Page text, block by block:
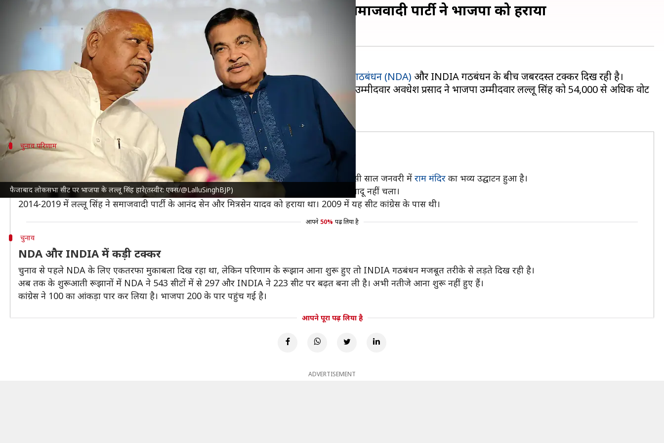
फैजाबाद लोकसभा सीट पर भाजपा के लल्लू सिंह हारे(तस्वीर: एक्स/@LalluSinghBJP)
लोकसभा चुनाव परिणाम 2024: अयोध्या की फैजाबाद सीट पर समाजवादी पार्टी ने भाजपा को हराया
Jun 04, 2024 06:57 pm
लोकसभा चुनाव 2024 के नतीजे धीरे-धीरे सामने आ रहे हैं। शुरूआती रूझान मेंराष्ट्रीय जनतांत्रिक गठबंधन (NDA) और INDIA गठबंधन के बीच जबरदस्त टक्कर दिख रही है।
उत्तर प्रदेश
की फैजाबाद लोकसभा सीट पर बड़ा बदलाव हुआ है। यहां समाजवादी पार्टी के उम्मीदवार अवधेश प्रसाद ने भाजपा उम्मीदवार लल्लू सिंह को 54,000 से अधिक वोट
से हरा दिया है।
चुनाव परिणाम
राम नगरी में नहीं चला मंदिर का जादू
उत्तर प्रदेश की इस लोकसभा सीट का नाम भले ही फैजाबाद हो, लेकिन अब यहअयोध्या जिले में है। यहां इसी साल जनवरी में राम मंदिर का भव्य उद्घाटन हुआ है।
लोकसभा चुनाव में अगर भाजपा इस सीट पर हारी तो यह कहा जा सकता है कि लोगों पर राम मंदिर का जादू नहीं चला।
2014-2019 में लल्लू सिंह ने समाजवादी पार्टी के आनंद सेन और मित्रसेन यादव को हराया था। 2009 में यह सीट कांग्रेस के पास थी।
आपने 50% पढ़ लिया है
चुनाव
NDA और INDIA में कड़ी टक्कर
चुनाव से पहले NDA के लिए एकतरफा मुकाबला दिख रहा था, लेकिन परिणाम के रूझान आना शुरू हुए तो INDIA गठबंधन मजबूत तरीके से लड़ते दिख रही है।
अब तक के शुरूआती रूझानों में NDA ने 543 सीटों में से 297 और INDIA ने 223 सीट पर बढ़त बना ली है। अभी नतीजे आना शुरू नहीं हुए हैं।
कांग्रेस ने 100 का आंकड़ा पार कर लिया है। भाजपा 200 के पार पहुंच गई है।
आपने पूरा पढ़ लिया है
ADVERTISEMENT